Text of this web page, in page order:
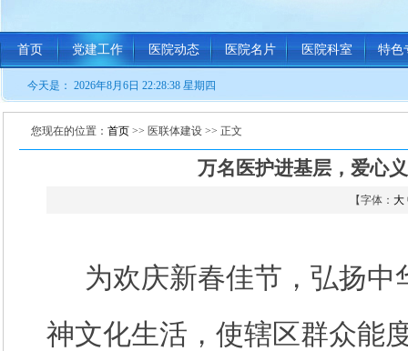
首页 党建工作 医院动态 医院名片 医院科室 特色
今天是： 2026年8月6日 22:28:39 星期四
您现在的位置： 首页>> 医联体建设 >> 正文
万名医护进基层，爱心
【字体： 大
为欢庆新春佳节，弘扬
神文化生活，使辖区群众能